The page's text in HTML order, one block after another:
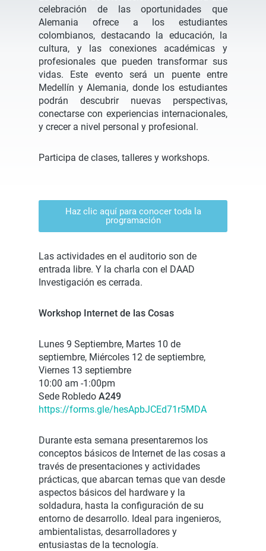
celebración de las oportunidades que
Alemania ofrece a los estudiantes
colombianos, destacando la educación, la
cultura, y las conexiones académicas y
profesionales que pueden transformar sus
vidas. Este evento será un puente entre
Medellín y Alemania, donde los estudiantes
podrán descubrir nuevas perspectivas,
conectarse con experiencias internacionales,
y crecer a nivel personal y profesional.
Participa de clases, talleres y workshops.
Haz clic aquí para conocer toda la
programación
Las actividades en el auditorio son de
entrada libre. Y la charla con el DAAD
Investigación es cerrada.
Workshop Internet de las Cosas
Lunes 9 Septiembre, Martes 10 de
septiembre, Miércoles 12 de septiembre,
Viernes 13 septiembre
10:00 am -1:00pm
Sede Robledo A249
https://forms.gle/hesApbJCEd71r5MDA
Durante esta semana presentaremos los
conceptos básicos de Internet de las cosas a
través de presentaciones y actividades
prácticas, que abarcan temas que van desde
aspectos básicos del hardware y la
soldadura, hasta la configuración de su
entorno de desarrollo. Ideal para ingenieros,
ambientalistas, desarrolladores y
entusiastas de la tecnología.